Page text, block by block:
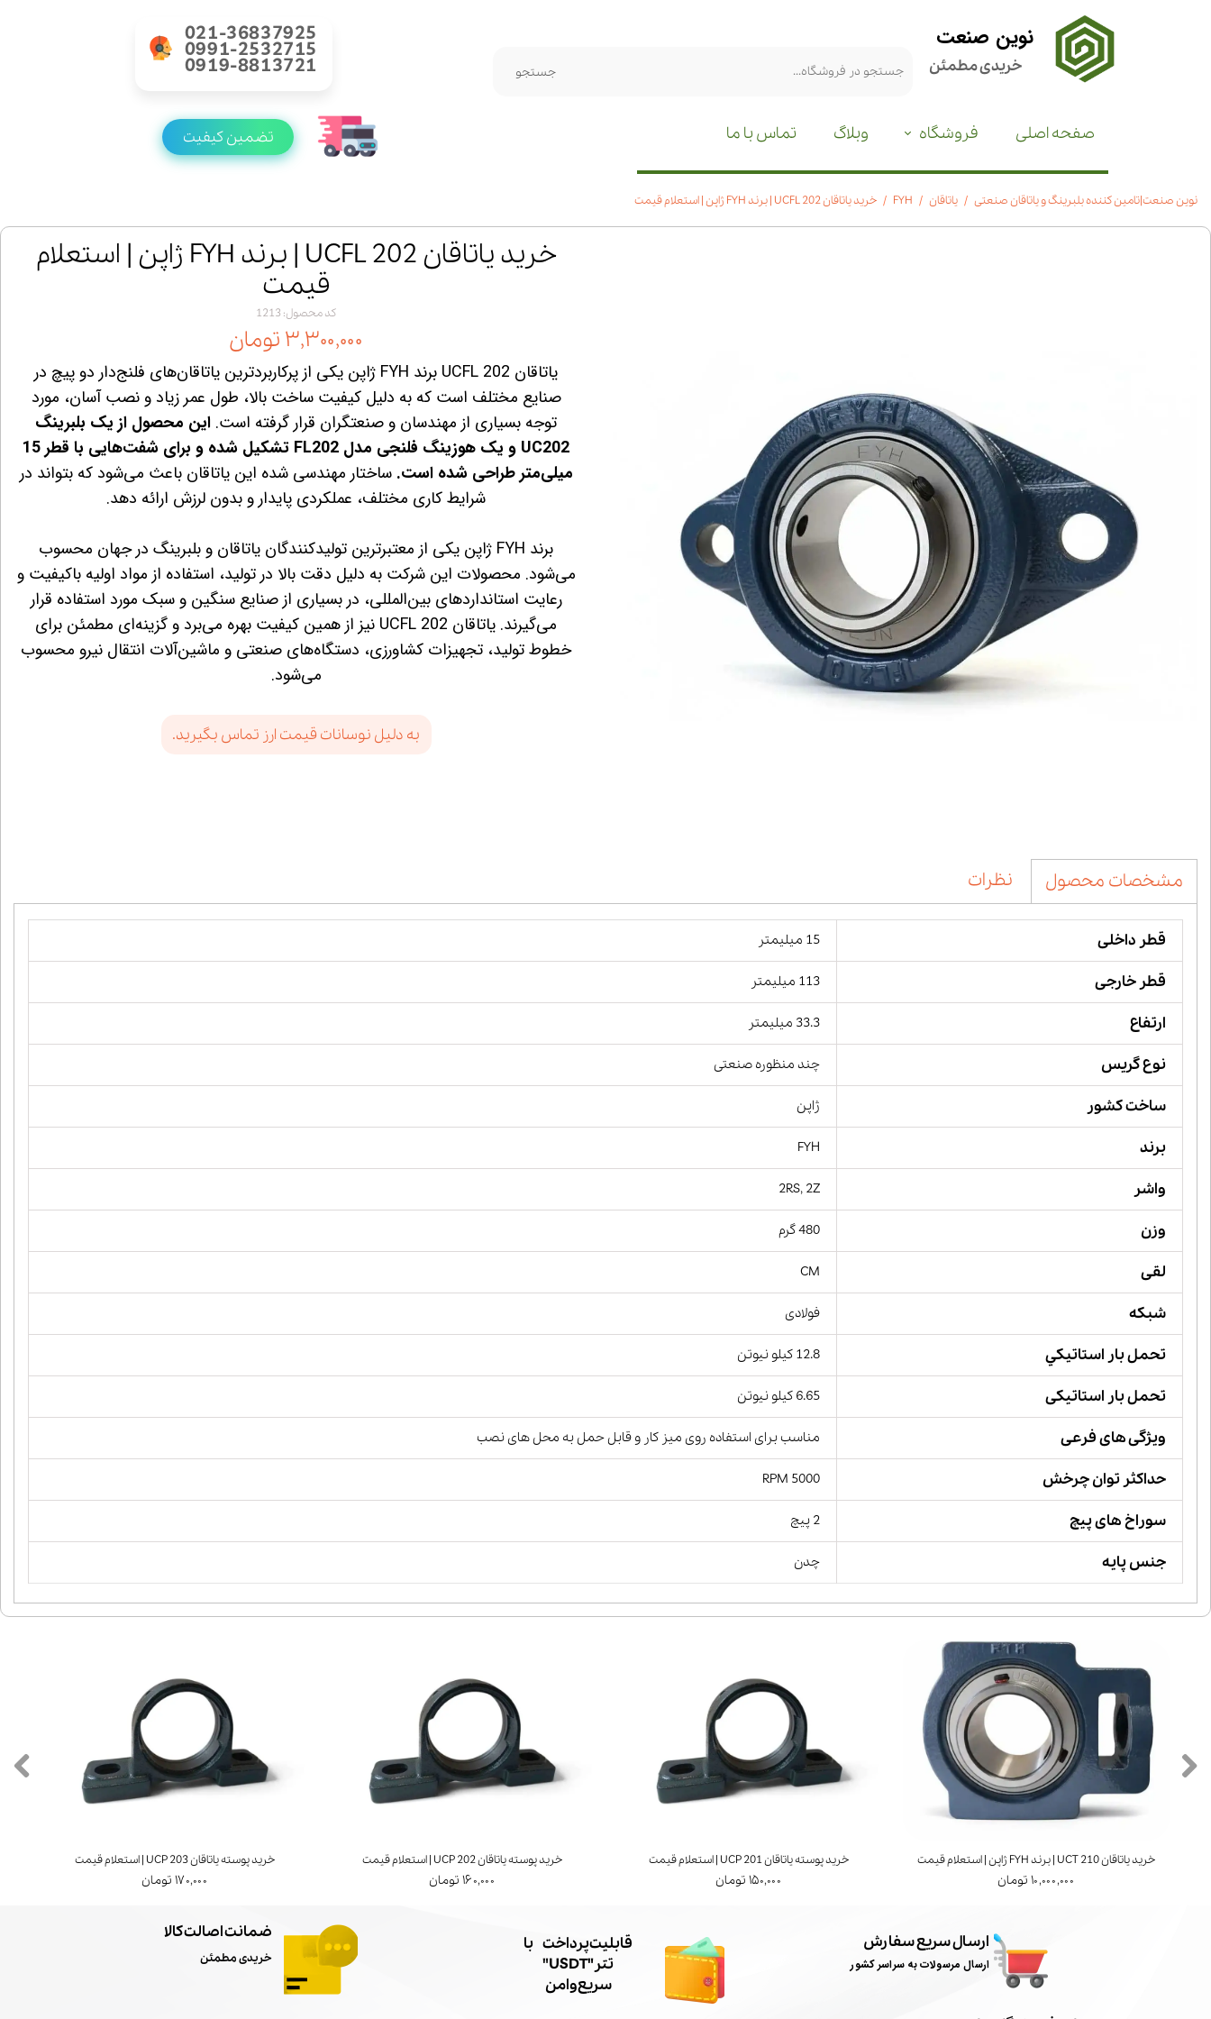
نوین صنعت
خریدی مطمئن
021-36837925
0991-2532715
0919-8813721 جستجو
تضمین کیفیت صفحه اصلی فروشگاه وبلاگ تماس با ما
نوین صنعت|تامین کننده بلبرینگ و یاتاقان صنعتی یاتاقان FYH خرید یاتاقان UCFL 202 | برند FYH ژاپن | استعلام قیمت
خرید یاتاقان UCFL 202 | برند FYH ژاپن | استعلام
قیمت
کد محصول: 1213
۳,۳۰۰,۰۰۰ تومان
یاتاقان UCFL 202 برند FYH ژاپن یکی از پرکاربردترین یاتاقان‌های فلنج‌دار دو پیچ در
صنایع مختلف است که به دلیل کیفیت ساخت بالا، طول عمر زیاد و نصب آسان، مورد
توجه بسیاری از مهندسان و صنعتگران قرار گرفته است. این محصول از یک بلبرینگ
UC202 و یک هوزینگ فلنجی مدل FL202 تشکیل شده و برای شفت‌هایی با قطر 15
میلی‌متر طراحی شده است. ساختار مهندسی شده این یاتاقان باعث می‌شود که بتواند در
شرایط کاری مختلف، عملکردی پایدار و بدون لرزش ارائه دهد.
برند FYH ژاپن یکی از معتبرترین تولیدکنندگان یاتاقان و بلبرینگ در جهان محسوب
می‌شود. محصولات این شرکت به دلیل دقت بالا در تولید، استفاده از مواد اولیه باکیفیت و
رعایت استانداردهای بین‌المللی، در بسیاری از صنایع سنگین و سبک مورد استفاده قرار
می‌گیرند. یاتاقان UCFL 202 نیز از همین کیفیت بهره می‌برد و گزینه‌ای مطمئن برای
خطوط تولید، تجهیزات کشاورزی، دستگاه‌های صنعتی و ماشین‌آلات انتقال نیرو محسوب
می‌شود.
به دلیل نوسانات قیمت ارز تماس بگیرید.
مشخصات محصول نظرات
قطر داخلی 15 میلیمتر
قطر خارجی 113 میلیمتر
ارتفاع 33.3 میلیمتر
نوع گریس چند منظوره صنعتی
ساخت کشور ژاپن
برند FYH
واشر 2RS, 2Z
وزن 480 گرم
لقی CM
شبکه فولادی
تحمل بار استاتيكي 12.8 کیلو نیوتن
تحمل بار استاتیکی 6.65 کیلو نیوتن
ویژگی های فرعی مناسب برای استفاده روی میز کار و قابل حمل به محل های نصب
حداکثر توان چرخش 5000 RPM
سوراخ های پیچ 2 پیچ
جنس پایه چدن
خرید پوسته یاتاقان UCP 203 | استعلام قیمت
۱۷۰,۰۰۰ تومان
خرید پوسته یاتاقان UCP 202 | استعلام قیمت
۱۶۰,۰۰۰ تومان
خرید پوسته یاتاقان UCP 201 | استعلام قیمت
۱۵۰,۰۰۰ تومان
خرید یاتاقان UCT 210 | برند FYH ژاپن | استعلام قیمت
۱۰,۰۰۰,۰۰۰ تومان
ارسال سریع سفارش
ارسال مرسولات به سراسر کشور
ضمانت اصالت کالا
خریدی مطمئن
​قابلیت پرداخت با
تتر"USDT"
سریع و امن